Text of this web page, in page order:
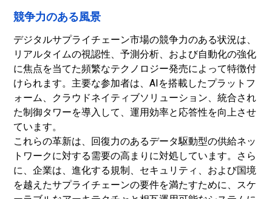
競争力のある風景
デジタルサプライチェーン市場の競争力のある状況は、
リアルタイムの視認性、予測分析、および自動化の強化
に焦点を当てた頻繁なテクノロジー発売によって特徴付
けられます。主要な参加者は、AIを搭載したプラットフ
ォーム、クラウドネイティブソリューション、統合され
た制御タワーを導入して、運用効率と応答性を向上させ
ています。
これらの革新は、回復力のあるデータ駆動型の供給ネッ
トワークに対する需要の高まりに対処しています。さら
に、企業は、進化する規制、セキュリティ、および国境
を越えたサプライチェーンの要件を満たすために、スケ